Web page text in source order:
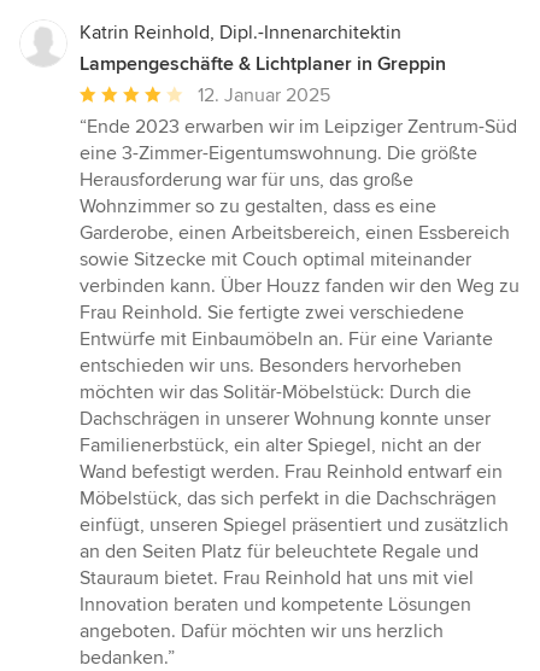
Katrin Reinhold, Dipl.-Innenarchitektin
Lampengeschäfte & Lichtplaner in Greppin
Durchschnittliche
Bewertung:
4
von
5
Sternen
12. Januar 2025
“Ende 2023 erwarben wir im Leipziger Zentrum-Süd
eine 3-Zimmer-Eigentumswohnung. Die größte
Herausforderung war für uns, das große
Wohnzimmer so zu gestalten, dass es eine
Garderobe, einen Arbeitsbereich, einen Essbereich
sowie Sitzecke mit Couch optimal miteinander
verbinden kann. Über Houzz fanden wir den Weg zu
Frau Reinhold. Sie fertigte zwei verschiedene
Entwürfe mit Einbaumöbeln an. Für eine Variante
entschieden wir uns. Besonders hervorheben
möchten wir das Solitär-Möbelstück: Durch die
Dachschrägen in unserer Wohnung konnte unser
Familienerbstück, ein alter Spiegel, nicht an der
Wand befestigt werden. Frau Reinhold entwarf ein
Möbelstück, das sich perfekt in die Dachschrägen
einfügt, unseren Spiegel präsentiert und zusätzlich
an den Seiten Platz für beleuchtete Regale und
Stauraum bietet. Frau Reinhold hat uns mit viel
Innovation beraten und kompetente Lösungen
angeboten. Dafür möchten wir uns herzlich
bedanken.”